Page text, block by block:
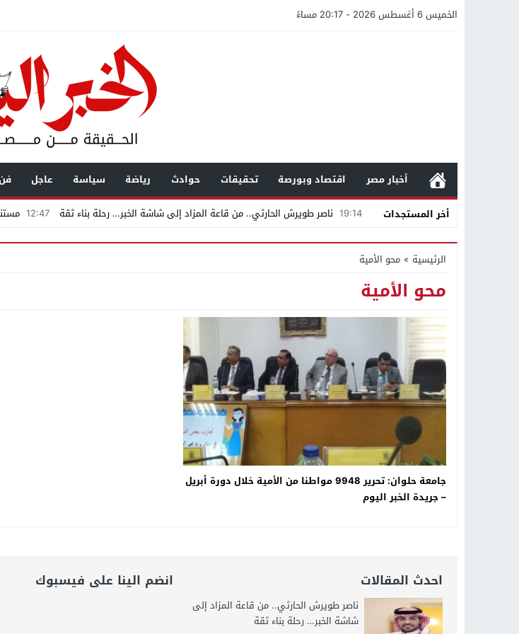
الخميس 6 أغسطس 2026 - 20:17 مساءً
أخبار مصر اقتصاد وبورصة تحقيقات حوادث رياضة سياسة عاجل
أخر المستجدات
19:14 ناصر طويرش الحارثي.. من قاعة المزاد إلى شاشة الخبر… رحلة بناء ثقة 12:47
21:40 مواطن كويتي يقع ضحية عملية احتيال عابرة للحدود باسم “التصوف” ويطالب
16:20
18:16
19:34د. جمال شعبان لطلاب الثانوية العامة: كلية الطب رسالة إنسانية.. ومن يحلم بأن
8 أغسطس.. “Viral Star” تطلق موسمها الثالث من القاهرة لأول مرة بمشاركة أبرز صناع المحتوى العرب
12:17 خبير الذكاء الاصطناعي والأمن السيبرانى الدكتور رامى يسرى يكتب: كيف التهم الذكاء
20:07 د. عمرو سليمان يعتمد الخطة الاستراتيجية للاتحاد الدولي للأكاديميات الرياضية (GUSA) للموسم 2026–2027
الرئيسية » محو الأمية
محو الأمية
جامعة حلوان: تحرير 9948 مواطنا من الأمية خلال دورة أبريل
– جريدة الخبر اليوم
احدث المقالات
ناصر طويرش الحارثي.. من قاعة المزاد إلى
شاشة الخبر… رحلة بناء ثقة
انضم الينا على فيسبوك